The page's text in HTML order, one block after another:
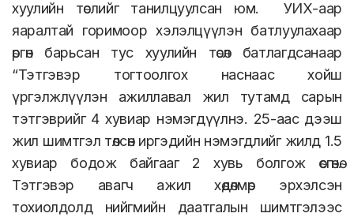
хуулийн төслийг танилцуулсан юм.
УИХ-аар
яаралтай горимоор хэлэлцүүлэн батлуулахаар
өргөн барьсан тус хуулийн төсөл батлагдсанаар
“Тэтгэвэр тогтоолгох наснаас хойш
үргэлжлүүлэн ажиллавал жил тутамд сарын
тэтгэврийг 4 хувиар нэмэгдүүлнэ. 25-аас дээш
жил шимтгэл төлсөн иргэдийн нэмэгдлийг жилд 1.5
хувиар бодож байгааг 2 хувь болгож өсгөнө.
Тэтгэвэр авагч ажил хөдөлмөр эрхэлсэн
тохиолдолд нийгмийн даатгалын шимтгэлээс